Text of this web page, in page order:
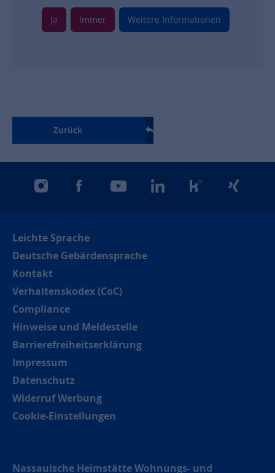
Ja Immer Weitere Informationen
Zurück
instagramfacebookyoutubelinkedinkununuxing
Leichte Sprache
Deutsche Gebärdensprache
Kontakt
Verhaltenskodex (CoC)
Compliance
Hinweise und Meldestelle
Barrierefreiheitserklärung
Impressum
Datenschutz
Widerruf Werbung
Cookie-Einstellungen
Nassauische Heimstätte Wohnungs- und